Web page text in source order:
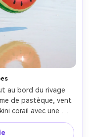
au bord du rivage
de pastèque, vent
corail avec une
de midi avec un
l'océan doucement